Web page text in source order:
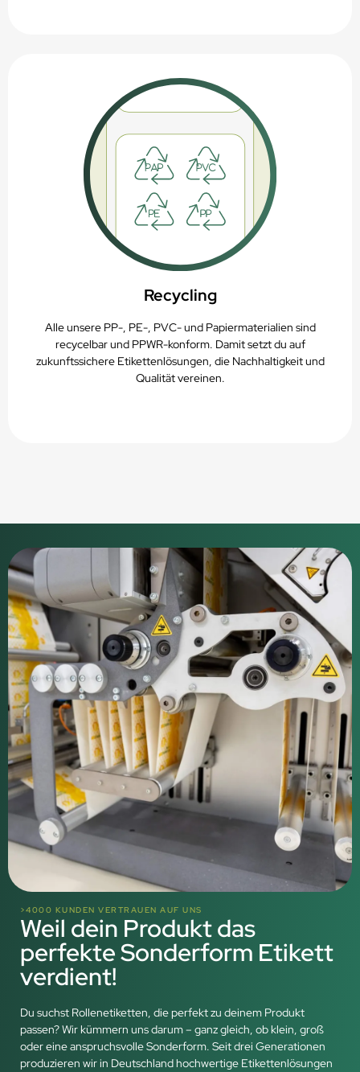
Recycling
Alle unsere PP-, PE-, PVC- und Papiermaterialien sind
recycelbar und PPWR-konform. Damit setzt du auf
zukunftssichere Etikettenlösungen, die Nachhaltigkeit und
Qualität vereinen.
>4000 KUNDEN VERTRAUEN AUF UNS
Weil dein Produkt das
perfekte Sonderform Etikett
verdient!
Du suchst Rollenetiketten, die perfekt zu deinem Produkt
passen? Wir kümmern uns darum – ganz gleich, ob klein, groß
oder eine anspruchsvolle Sonderform. Seit drei Generationen
produzieren wir in Deutschland hochwertige Etikettenlösungen